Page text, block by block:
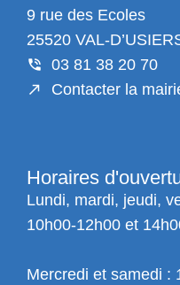
9 rue des Ecoles
25520 VAL-
03 81 38 20 70
Contacter la
Horaires
Lundi, mardi, jeudi,
10h00-12h00 et
Mercredi et samedi :